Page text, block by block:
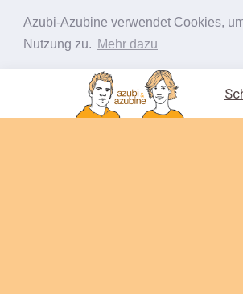
Azubi-Azubine verwendet Cookies,
Nutzung zu. Mehr dazu